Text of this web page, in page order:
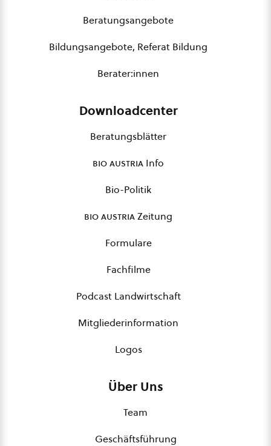
Beratungsangebote
Bildungsangebote, Referat Bildung
Berater:innen
Downloadcenter
Beratungsblätter
bio austria Info
Bio-Politik
bio austriaZeitung
Formulare
Fachfilme
Podcast Landwirtschaft
Mitgliederinformation
Logos
Über Uns
Team
Geschäftsführung